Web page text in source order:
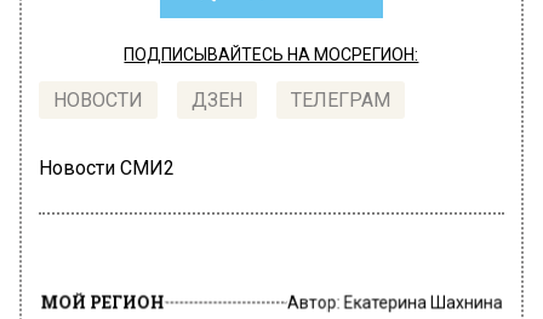
ПОДПИСЫВАЙТЕСЬ НА МОСРЕГИОН:
НОВОСТИ ДЗЕН ТЕЛЕГРАМ
Новости СМИ2
МОЙ РЕГИОН Автор: Екатерина Шахнина